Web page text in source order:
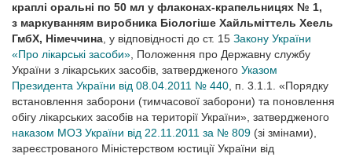
краплі оральні по 50 мл у флаконах-крапельницях № 1,
з маркуванням виробника Біологіше Хайльміттель Хеель
ГмбХ, Нiмеччина , у відповідності до ст. 15 Закону України
«Про лікарські засоби» , Положення про Державну службу
України з лікарських засобів, затвердженого Указом
Президента України від 08.04.2011 № 440 , п. 3.1.1. «Порядку
встановлення заборони (тимчасової заборони) та поновлення
обігу лікарських засобів на території України», затвердженого
наказом МОЗ України від 22.11.2011 за № 809 (зі змінами),
зареєстрованого Міністерством юстиції України від